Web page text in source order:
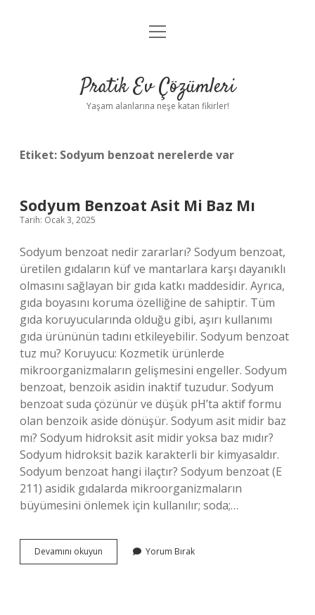
Anasayfa
Yasal Uyarı
menüyü
Pratik Ev Çözümleri
Yaşam alanlarına neşe katan fikirler!
Etiket: Sodyum benzoat nerelerde var
Sodyum Benzoat Asit Mi Baz Mı
Tarih: Ocak 3, 2025
Sodyum benzoat nedir zararları? Sodyum benzoat,
üretilen gıdaların küf ve mantarlara karşı dayanıklı
olmasını sağlayan bir gıda katkı maddesidir. Ayrıca,
gıda boyasını koruma özelliğine de sahiptir. Tüm
gıda koruyucularında olduğu gibi, aşırı kullanımı
gıda ürününün tadını etkileyebilir. Sodyum benzoat
tuz mu? Koruyucu: Kozmetik ürünlerde
mikroorganizmaların gelişmesini engeller. Sodyum
benzoat, benzoik asidin inaktif tuzudur. Sodyum
benzoat suda çözünür ve düşük pH’ta aktif formu
olan benzoik aside dönüşür. Sodyum asit midir baz
mı? Sodyum hidroksit asit midir yoksa baz mıdır?
Sodyum hidroksit bazik karakterli bir kimyasaldır.
Sodyum benzoat hangi ilaçtır? Sodyum benzoat (E
211) asidik gıdalarda mikroorganizmaların
büyümesini önlemek için kullanılır; soda;…
Devamını okuyun Sodyum
Benzoat
Yorum Bırak